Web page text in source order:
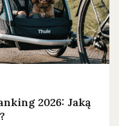
2026: Jaką